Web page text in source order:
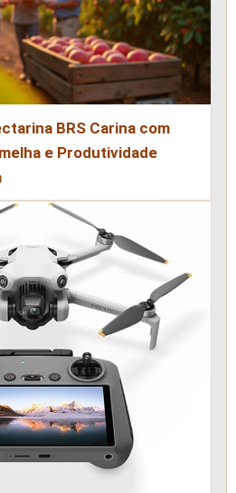
BRS Carina com
e Produtividade